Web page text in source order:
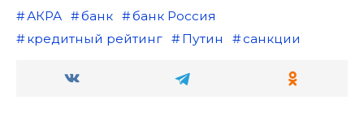
АКРА банк
банк Россия
кредитный рейтинг
Путин санкции